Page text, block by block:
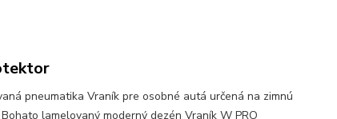
pneumatika Vraník pre osobné autá určená na zimnú
lamelovaný moderný dezén Vraník W PRO